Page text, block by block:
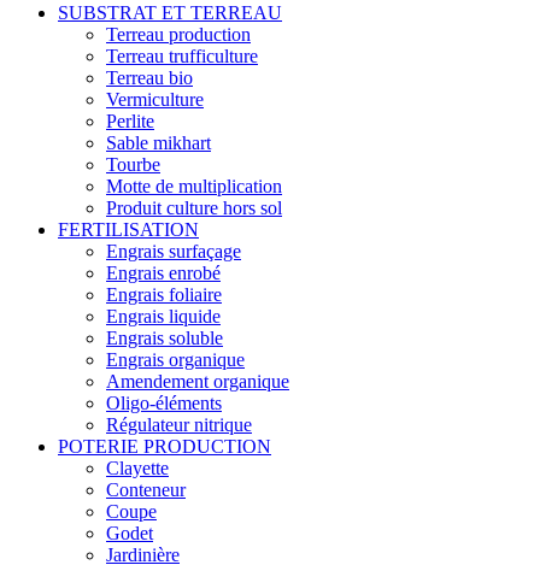
SUBSTRAT ET TERREAU
Terreau production
Terreau trufficulture
Terreau bio
Vermiculture
Perlite
Sable mikhart
Tourbe
Motte de multiplication
Produit culture hors sol
FERTILISATION
Engrais surfaçage
Engrais enrobé
Engrais foliaire
Engrais liquide
Engrais soluble
Engrais organique
Amendement organique
Oligo-éléments
Régulateur nitrique
POTERIE PRODUCTION
Clayette
Conteneur
Coupe
Godet
Jardinière